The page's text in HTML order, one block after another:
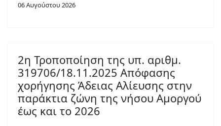
06 Αυγούστου 2026
2η Τροποποίηση της υπ. αριθμ.
319706/18.11.2025 Απόφασης
χορήγησης Άδειας Αλίευσης στην
παράκτια ζώνη της νήσου Αμοργού
έως και το 2026